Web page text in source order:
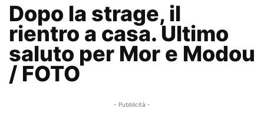
Dopo la strage, il
rientro a casa. Ultimo
saluto per Mor e Modou
/ FOTO
- Pubblicità -